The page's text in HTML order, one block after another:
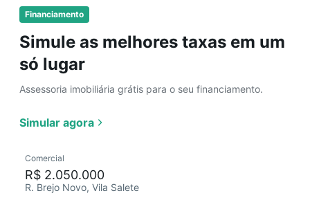
Financiamento
Simule as melhores taxas em um
só lugar
Assessoria imobiliária grátis para o seu financiamento.
Simular agora
Comercial
R$ 2.050.000
R. Brejo Novo, Vila Salete